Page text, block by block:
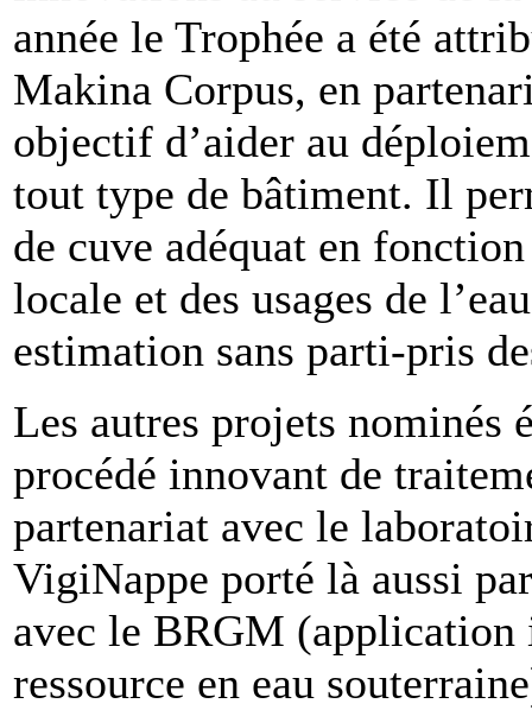
année le Trophée a été
Makina Corpus, en
objectif d’aider au
tout type de bâtiment. Il
de cuve adéquat en
locale et des usages de
estimation sans parti-pris
Les autres projets nominés
procédé innovant de
partenariat avec le
VigiNappe porté là aussi
avec le BRGM (application
ressource en eau